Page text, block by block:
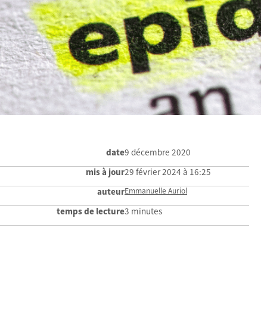
date9 décembre 2020
mis à jour29 février 2024 à 16:25
auteurEmmanuelle Auriol
temps de lecture3 minutes